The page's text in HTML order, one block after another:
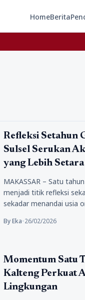
HomeBerita
Tips
Refleksi Setahun
Sulsel Serukan
yang Lebih
MAKASSAR – Satu
menjadi titik refleksi
sekadar menandai usia
By Eka•26/02/2026
Politik
Momentum Satu
Kalteng Perkuat
Lingkungan